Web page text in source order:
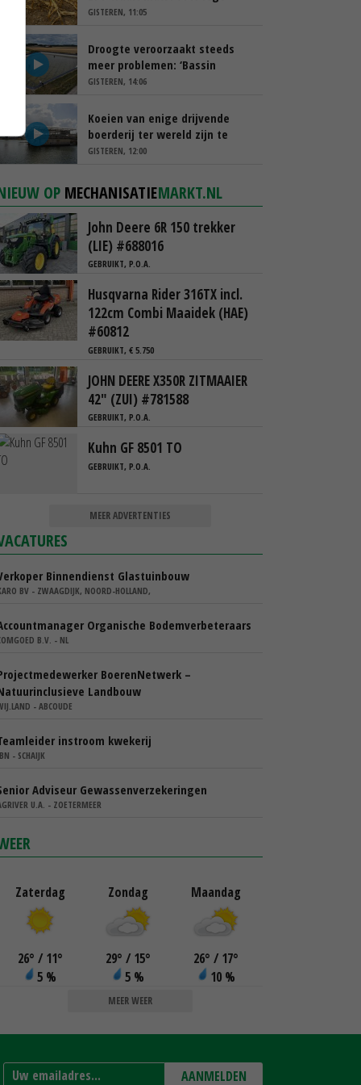
schappen
GISTEREN, 11:05
Droogte veroorzaakt steeds
meer problemen: ‘Bassin
afgelopen week al leeg’
GISTEREN, 14:06
Koeien van enige drijvende
boerderij ter wereld zijn te
koop
GISTEREN, 12:00
OP MECHANISATIEMARKT.NL
John Deere 6R 150 trekker
(LIE) #688016
GEBRUIKT, P.O.A.
Husqvarna Rider 316TX incl.
122cm Combi Maaidek (HAE)
#60812
GEBRUIKT, € 5.750
JOHN DEERE X350R ZITMAAIER
42" (ZUI) #781588
GEBRUIKT, P.O.A.
Kuhn GF 8501 TO
GEBRUIKT, P.O.A.
MEER ADVERTENTIES
Binnendienst Glastuinbouw
BV - ZWAAGDIJK, NOORD-HOLLAND,
Organische Bodemverbeteraars
B.V. - NL
BoerenNetwerk –
Landbouw
- ABCOUDE
instroom kwekerij
- SCHAIJK
Adviseur Gewassenverzekeringen
U.A. - ZOETERMEER
Zaterdag
26° / 11°
5 %
Zondag
29° / 15°
5 %
Maandag
26° / 17°
10 %
MEER WEER
AANMELDEN